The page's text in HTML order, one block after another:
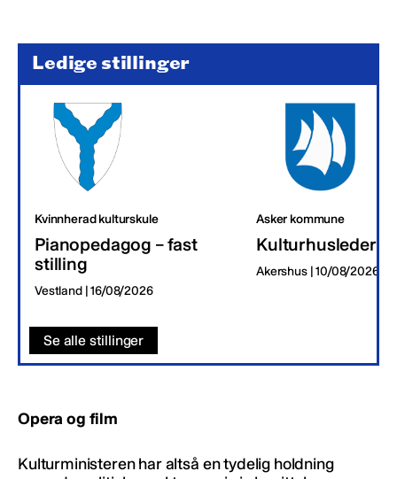
Ledige stillinger
Kvinnherad kulturskule
Pianopedagog – fast
stilling
Vestland | 16/08/2026
Asker kommune
Kulturhusleder
Akershus | 10/08/2026
Se alle stillinger
Opera og film
Kulturministeren har altså en tydelig holdning